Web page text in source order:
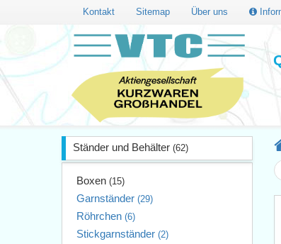
Kontakt Sitemap Über uns
Ständer und Behälter (62)
Boxen (15)
Garnständer (29)
Röhrchen (6)
Stickgarnständer (2)